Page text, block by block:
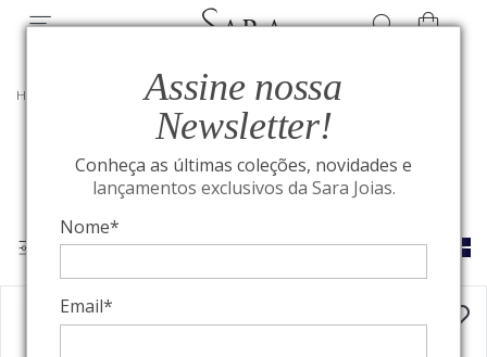
Assine nossa
Newsletter!
Conheça as últimas coleções, novidades e
lançamentos exclusivos da Sara Joias.
Nome*
Email*
HOME ALTA JOALHERIA/ ANÉIS
Alta joalheria brasileira: o must-have que não sai de moda